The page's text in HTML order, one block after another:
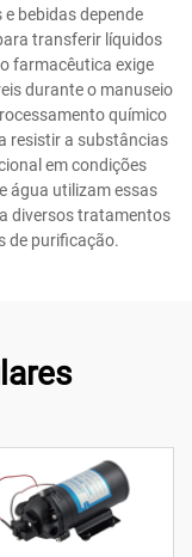
bebidas depende
transferir líquidos
farmacêutica exige
durante o manuseio
químico
resistir a substâncias
em condições
água utilizam essas
diversos tratamentos
de purificação.